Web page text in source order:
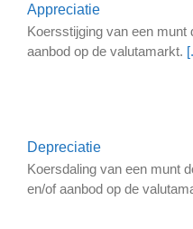
Appreciatie
Koersstijging van een munt
aanbod op de valutamarkt.
Depreciatie
Koersdaling van een munt
en/of aanbod op de